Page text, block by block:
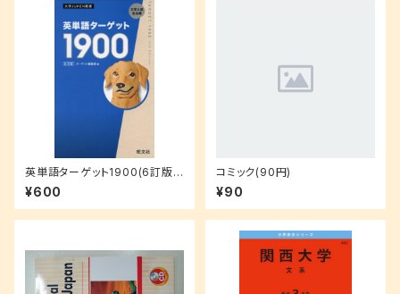
英単語ターゲット1900(6訂版)
(大学JUKEN新書)
¥600
コミック(90円)
¥90